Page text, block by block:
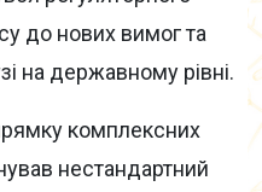
до нових вимог та
на державному рівні.
комплексних
нестандартний